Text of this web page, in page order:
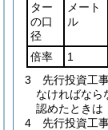
ター
の口
径
メート
ル
倍率 1
3
先行投資工
なければなら
認めたときは
4
先行投資工